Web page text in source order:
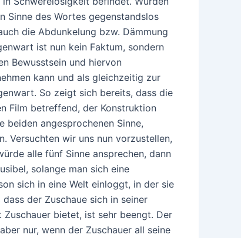
Sinne des Wortes gegenstandslos
die Abdunkelung bzw. Dämmung
ist nun kein Faktum, sondern
Bewusstsein und hiervon
kann und als gleichzeitig zur
So zeigt sich bereits, dass die
Film betreffend, der Konstruktion
angesprochenen Sinne,
Versuchten wir uns nun vorzustellen,
alle fünf Sinne ansprechen, dann
solange man sich eine
sich in eine Welt einloggt, in der sie
der Zuschaue sich in seiner
bietet, ist sehr beengt. Der
nur, wenn der Zuschauer all seine